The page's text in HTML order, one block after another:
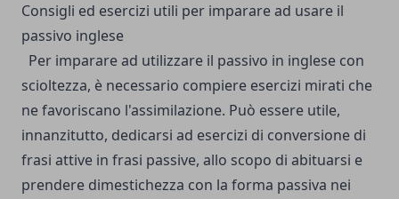
Consigli ed esercizi utili per imparare ad usare il
passivo inglese
Per imparare ad utilizzare il passivo in inglese con
scioltezza, è necessario compiere esercizi mirati che
ne favoriscano l'assimilazione. Può essere utile,
innanzitutto, dedicarsi ad esercizi di conversione di
frasi attive in frasi passive, allo scopo di abituarsi e
prendere dimestichezza con la forma passiva nei